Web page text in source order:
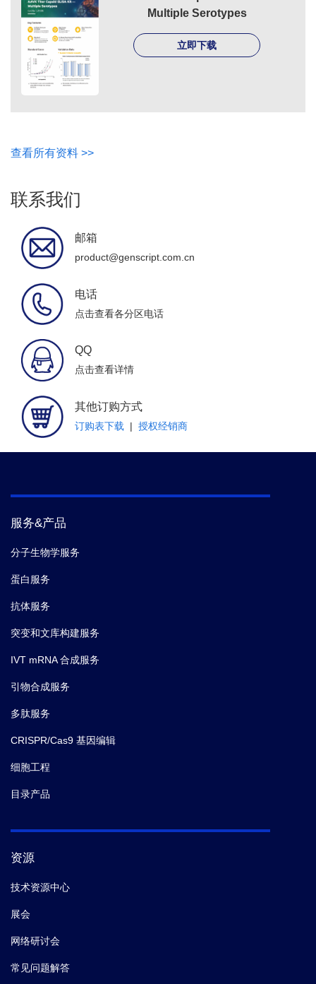
Multiple Serotypes
立即下载
查看所有资料 >>
联系我们
邮箱
product@genscript.com.cn
电话
点击查看各分区电话
QQ
点击查看详情
其他订购方式
订购表下载 | 授权经销商
服务&产品
分子生物学服务
蛋白服务
抗体服务
突变和文库构建服务
IVT mRNA 合成服务
引物合成服务
多肽服务
CRISPR/Cas9 基因编辑
细胞工程
目录产品
资源
技术资源中心
展会
网络研讨会
常见问题解答